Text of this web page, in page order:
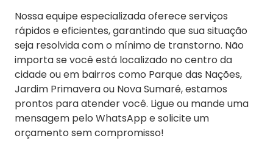
Nossa equipe especializada oferece serviços
rápidos e eficientes, garantindo que sua situação
seja resolvida com o mínimo de transtorno. Não
importa se você está localizado no centro da
cidade ou em bairros como Parque das Nações,
Jardim Primavera ou Nova Sumaré, estamos
prontos para atender você. Ligue ou mande uma
mensagem pelo WhatsApp e solicite um
orçamento sem compromisso!